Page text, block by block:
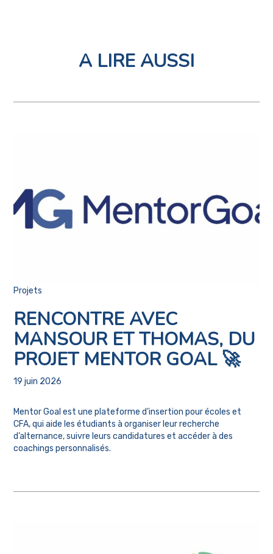
A LIRE AUSSI
Projets
RENCONTRE AVEC
MANSOUR ET THOMAS, DU
PROJET MENTOR GOAL 🚀
19 juin 2026
Mentor Goal est une plateforme d’insertion pour écoles et
CFA, qui aide les étudiants à organiser leur recherche
d’alternance, suivre leurs candidatures et accéder à des
coachings personnalisés.